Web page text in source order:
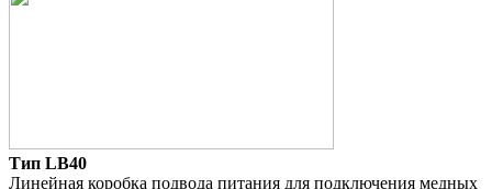
Тип LB40
Линейная коробка подвода питания для подключения медных